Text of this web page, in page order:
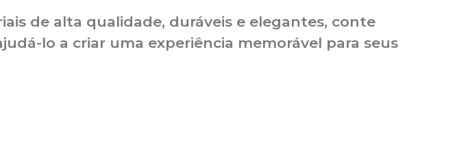
de alta qualidade, duráveis ​​e elegantes, conte
lo a criar uma experiência memorável para seus